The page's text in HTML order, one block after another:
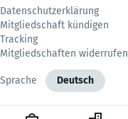
Datenschutzerklärung
Mitgliedschaft kündigen
Tracking
Mitgliedschaften widerrufen
Sprache Deutsch